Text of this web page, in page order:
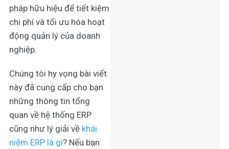
pháp hữu hiệu để tiết kiệm
chi phí và tối ưu hóa hoạt
động quản lý của doanh
nghiệp.
Chúng tôi hy vọng bài viết
này đã cung cấp cho bạn
những thông tin tổng
quan về hệ thống ERP
cũng như lý giải về khái
niệm ERP là gì? Nếu bạn